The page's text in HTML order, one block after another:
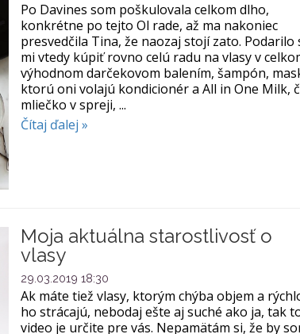
Po Davines som poškulovala celkom dlho,
konkrétne po tejto Ol rade, až ma nakoniec
presvedčila Tina, že naozaj stojí zato. Podarilo
mi vtedy kúpiť rovno celú radu na vlasy v
výhodnom darčekovom balením, šampón,
ktorú oni volajú kondicionér a All in One Milk,
mliečko v spreji, ...
Čítaj ďalej »
Moja aktuálna starostlivosť o
vlasy
29.03.2019 18:30
Ak máte tiež vlasy, ktorým chýba objem a
ho strácajú, nebodaj ešte aj suché ako ja, tak
video je určite pre vás. Nepamätám si, že by